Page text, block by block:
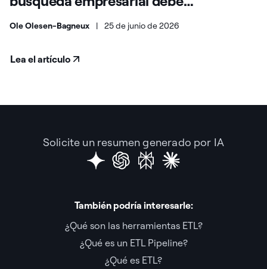
evolucionar para la era de la IA
Ole Olesen-Bagneux | 25 de junio de 2026
Lea el artículo
Solicite un resumen generado por IA
También podría interesarle:
¿Qué son las herramientas ETL?
¿Qué es un ETL Pipeline?
¿Qué es ETL?